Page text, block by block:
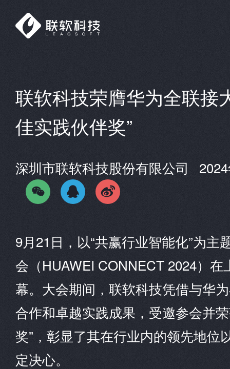
联软科技荣膺华为全联接
佳实践伙伴奖”
深圳市联软科技股份有限公司
  
9月21日，以“共赢行业智能化”为主
会（HUAWEI CONNECT 2024）
幕。大会期间，联软科技凭借与华
合作和卓越实践成果，受邀参会并
奖”，彰显了其在行业内的领先地位
定决心。